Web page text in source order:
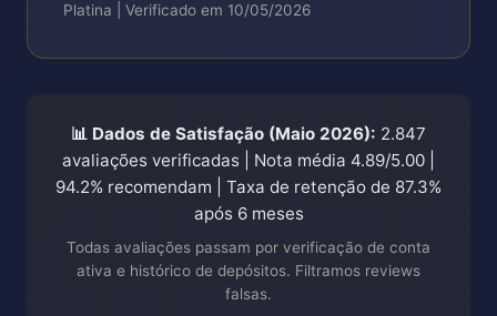
Platina | Verificado em 10/05/2026
📊 Dados de Satisfação (Maio 2026): 2.847
avaliações verificadas | Nota média 4.89/5.00 |
94.2% recomendam | Taxa de retenção de 87.3%
após 6 meses
Todas avaliações passam por verificação de conta
ativa e histórico de depósitos. Filtramos reviews
falsas.